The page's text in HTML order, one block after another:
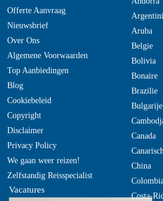
Offerte Aanvraag
Nieuwsbrief
Over Ons
Algemene Voorwaarden
Top Aanbiedingen
Blog
Cookiebeleid
Copyright
Disclaimer
Privacy Policy
We gaan weer reizen!
Zelfstandig Reisspecialist
Vacatures
Aruba
Belgie
Bolivia
Bonaire
Brazilie
Bulgarije
Canada
China
Costa-